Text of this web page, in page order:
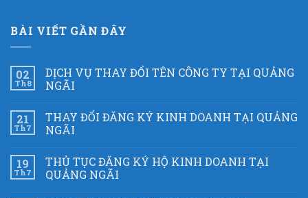
BÀI VIẾT GẦN ĐÂY
02
Th8
DỊCH VỤ THAY ĐỔI TÊN CÔNG TY TẠI QUẢNG
NGÃI
21
Th7
THAY ĐỔI ĐĂNG KÝ KINH DOANH TẠI QUẢNG
NGÃI
19
Th7
THỦ TỤC ĐĂNG KÝ HỘ KINH DOANH TẠI
QUẢNG NGÃI